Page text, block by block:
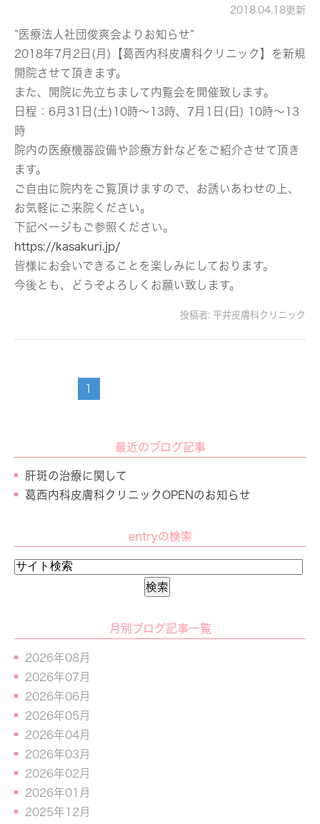
2018.04.18更新
”医療法人社団俊爽会よりお知らせ”
2018年7月2日(月)【葛西内科皮膚科クリニック】を新規
開院させて頂きます。
また、開院に先立ちまして内覧会を開催致します。
日程：6月31日(土)10時～13時、7月1日(日) 10時～13
時
院内の医療機器設備や診療方針などをご紹介させて頂き
ます。
ご自由に院内をご覧頂けますので、お誘いあわせの上、
お気軽にご来院ください。
下記ページもご参照ください。
https://kasakuri.jp/
皆様にお会いできることを楽しみにしております。
今後とも、どうぞよろしくお願い致します。
投稿者: 平井皮膚科クリニック
1
最近のブログ記事
肝斑の治療に関して
葛西内科皮膚科クリニックOPENのお知らせ
entryの検索
月別ブログ記事一覧
2026年08月
2026年07月
2026年06月
2026年05月
2026年04月
2026年03月
2026年02月
2026年01月
2025年12月